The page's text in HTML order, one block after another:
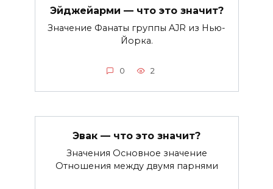
Эйджейарми — что это значит?
Значение Фанаты группы AJR из Нью-
Йорка.
0 2
Эвак — что это значит?
Значения Основное значение
Отношения между двумя парнями